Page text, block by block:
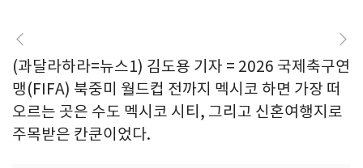
(과달라하라=뉴스1) 김도용 기자 = 2026 국제축구연
맹(FIFA) 북중미 월드컵 전까지 멕시코 하면 가장 떠
오르는 곳은 수도 멕시코 시티, 그리고 신혼여행지로
주목받은 칸쿤이었다.